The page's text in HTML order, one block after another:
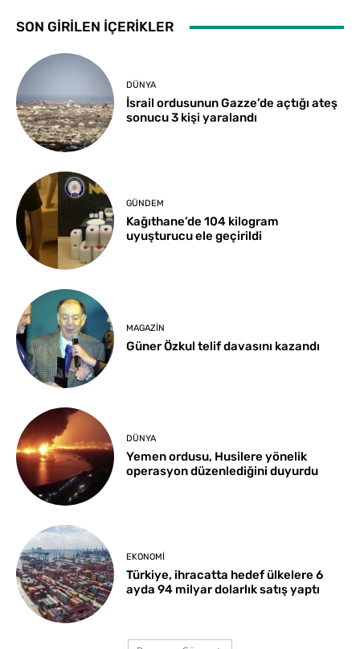
SON GİRİLEN İÇERİKLER
DÜNYA
İsrail ordusunun Gazze’de açtığı ateş
sonucu 3 kişi yaralandı
GÜNDEM
Kağıthane’de 104 kilogram
uyuşturucu ele geçirildi
MAGAZIN
Güner Özkul telif davasını kazandı
DÜNYA
Yemen ordusu, Husilere yönelik
operasyon düzenlediğini duyurdu
EKONOMI
Türkiye, ihracatta hedef ülkelere 6
ayda 94 milyar dolarlık satış yaptı